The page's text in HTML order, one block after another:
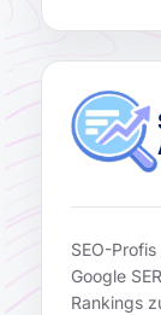
SEO-
Google
Rankings